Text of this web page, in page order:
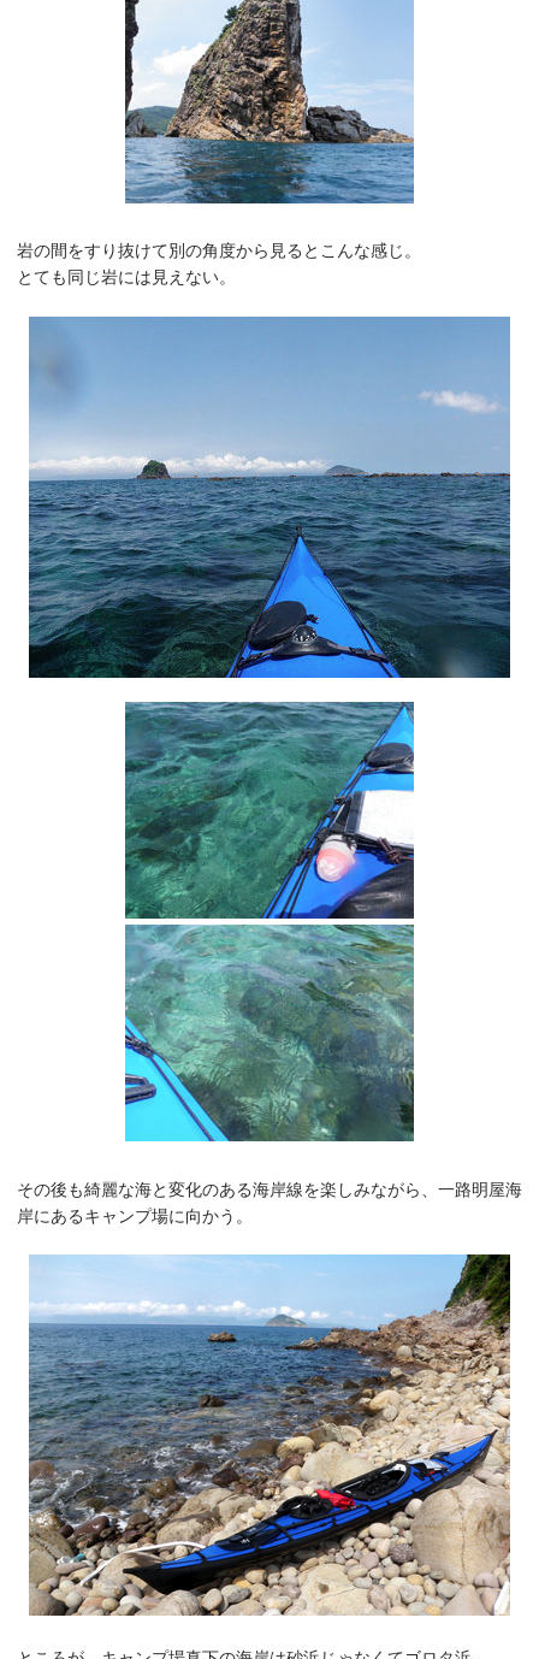
岩の間をすり抜けて別の角度から見るとこんな感じ。
とても同じ岩には見えない。
その後も綺麗な海と変化のある海岸線を楽しみながら、一路明屋海
岸にあるキャンプ場に向かう。